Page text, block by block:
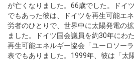
が亡くなりました。66歳でした。ドイ
でもあった彼は、ドイツを再生可能エ
労者のひとりで、世界中に太陽発電の
ました。ドイツ国会議員を約30年にわ
再生可能エネルギー協会「ユーロソー
表でもありました。1999年、彼は「太